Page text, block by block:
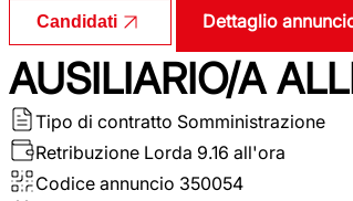
Candidati Dettaglio
AUSILIARIO/A
Tipo di contratto Somministrazione
Retribuzione Lorda 9.16 all'ora
Codice annuncio 350054